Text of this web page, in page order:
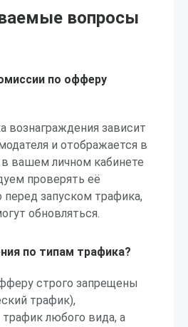
вопросы
по офферу
вознаграждения зависит
и отображается в
вашем личном кабинете
проверять её
перед запуском трафика,
обновляться.
по типам трафика?
строго запрещены
трафик),
любого вида, а